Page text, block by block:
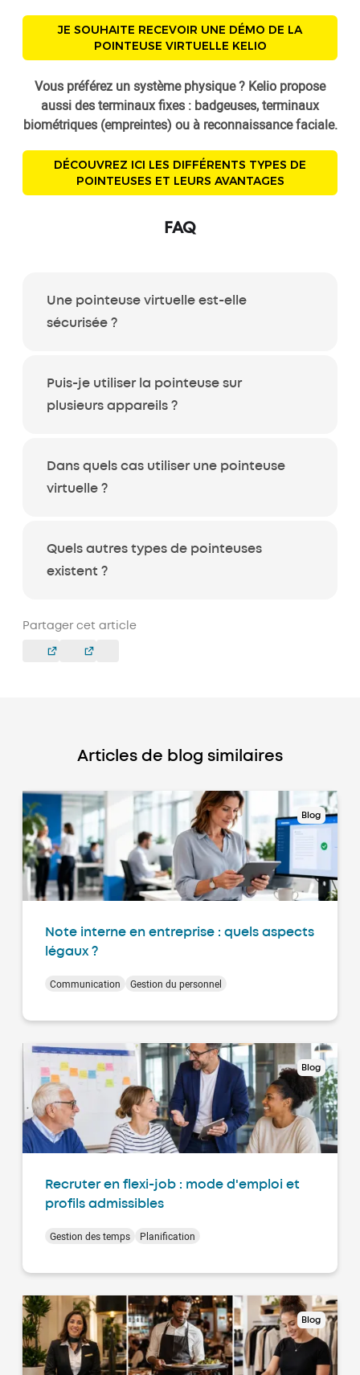
JE SOUHAITE RECEVOIR UNE DÉMO DE LA
POINTEUSE VIRTUELLE KELIO
Vous préférez un système physique ? Kelio propose
aussi des terminaux fixes : badgeuses, terminaux
biométriques (empreintes) ou à reconnaissance faciale.
DÉCOUVREZ ICI LES DIFFÉRENTS TYPES DE
POINTEUSES ET LEURS AVANTAGES
FAQ
Une pointeuse virtuelle est-elle
sécurisée ?
Puis-je utiliser la pointeuse sur
plusieurs appareils ?
Dans quels cas utiliser une pointeuse
virtuelle ?
Quels autres types de pointeuses
existent ?
Partager cet article
Articles de blog similaires
Blog
Note interne en entreprise : quels aspects
légaux ?
Communication Gestion du personnel
Blog
Recruter en flexi-job : mode d'emploi et
profils admissibles
Gestion des temps Planification
Blog